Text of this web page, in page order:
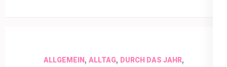
ALLGEMEIN, ALLTAG, DURCH DAS JAHR,